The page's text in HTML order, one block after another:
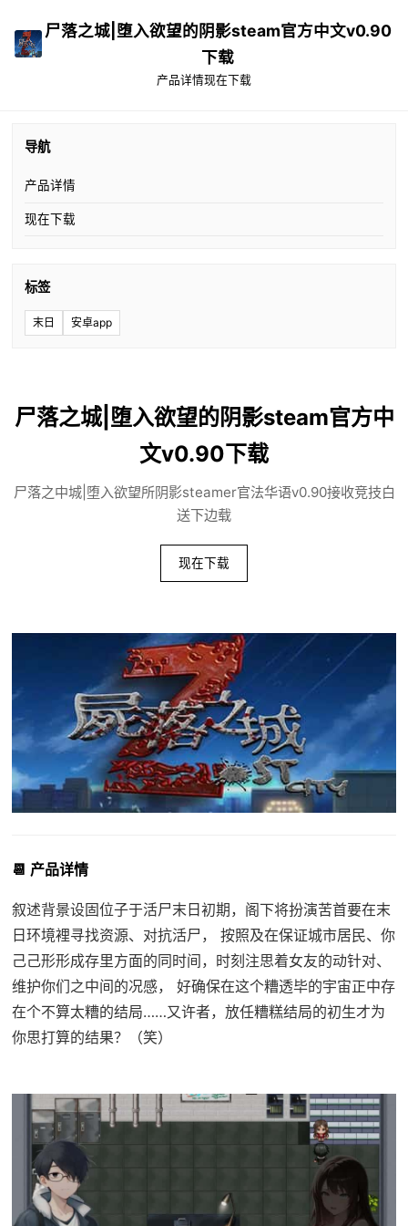
尸落之城|堕入欲望的阴影steam官方中文v0.90
下载
产品详情现在下载
导航
产品详情
现在下载
标签
末日 安卓app
尸落之城|堕入欲望的阴影steam官方中
文v0.90下载
尸落之中城|堕入欲望所阴影steamer官法华语v0.90接收竞技白
送下边载
现在下载
📆 产品详情
叙述背景设固位子于活尸末日初期，阁下将扮演苦首要在末
日环境裡寻找资源、对抗活尸， 按照及在保证城市居民、你
己己形形成存里方面的同时间，时刻注思着女友的动针对、
维护你们之中间的况感， 好确保在这个糟透毕的宇宙正中存
在个不算太糟的结局……又许者，放任糟糕结局的初生才为
你思打算的结果？（笑）